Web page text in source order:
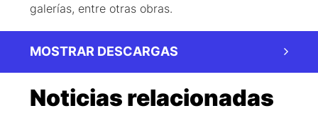
galerías, entre otras obras.
MOSTRAR DESCARGAS
Noticias relacionadas